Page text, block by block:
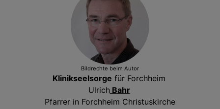
Bildrechte beim Autor
Klinikseelsorge für Forchheim
UlrichBahr
Pfarrer in Forchheim Christuskirche